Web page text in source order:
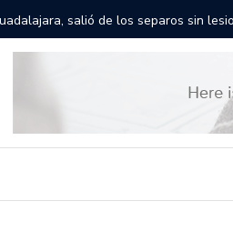
calles de Guadalajara: aparta la fecha